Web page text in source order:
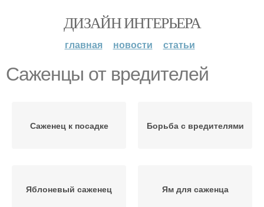
ДИЗАЙН ИНТЕРЬЕРА
главная новости статьи
Саженцы от вредителей
Саженец к посадке Борьба с вредителями
Яблоневый саженец Ям для саженца